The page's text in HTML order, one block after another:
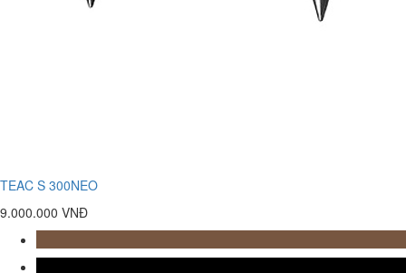
TEAC S 300NEO
9.000.000 VNĐ